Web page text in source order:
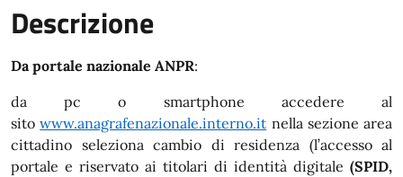
Descrizione
Da portale nazionale ANPR:
da pc o smartphone accedere al
sitowww.anagrafenazionale.interno.it nella sezione area
cittadino seleziona cambio di residenza (l’accesso al
portale e riservato ai titolari di identità digitale (SPID,